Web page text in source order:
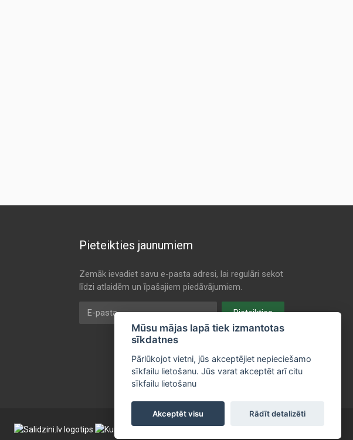
Pieteikties jaunumiem
Zemāk ievadiet savu e-pasta adresi, lai regulāri sekot
līdzi atlaidēm un īpašajiem piedāvājumiem.
E-pasta
Pieteikties
Mūsu mājas lapā tiek izmantotas
sīkdatnes
Pārlūkojot vietni, jūs akceptējiet nepieciešamo
sīkfailu lietošanu. Jūs varat akceptēt arī citu
sīkfailu lietošanu
Akceptēt visu Rādīt detalizēti